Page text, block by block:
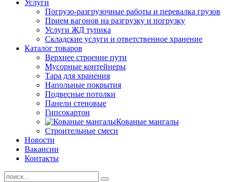
Услуги
Погрузо-разгрузочные работы и перевалка грузов
Прием вагонов на разгрузку и погрузку
Услуги ЖД тупика
Складские услуги и ответственное хранение
Каталог товаров
Верхнее строение пути
Мусорные контейнеры
Тара для хранения
Напольные покрытия
Подвесные потолки
Панели стеновые
Гипсокартон
Кованые мангалы
Строительные смеси
Новости
Вакансии
Контакты